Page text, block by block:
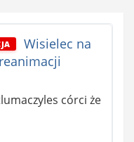
Wisielec na
córci że